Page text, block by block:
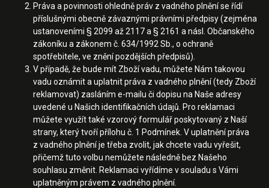
Práva a povinnosti ohledně práv z vadného plnění se řídí
příslušnými obecně závaznými právními předpisy (zejména
ustanoveními § 2099 až 2117 a § 2161 a násl. Občanského
zákoníku a zákonem č. 634/1992 Sb., o ochraně
spotřebitele, ve znění pozdějších předpisů).
V případě, že bude mít Zboží vadu, můžete Nám takovou
vadu oznámit a uplatnit práva z vadného plnění (tedy Zboží
reklamovat) zasláním e-mailu či dopisu na Naše adresy
uvedené u Našich identifikačních údajů. Pro reklamaci
můžete využít také vzorový formulář poskytovaný z Naší
strany, který tvoří přílohu č. 1 Podmínek. V uplatnění práva
z vadného plnění je třeba zvolit, jak chcete vadu vyřešit,
přičemž tuto volbu nemůžete následně bez Našeho
souhlasu změnit. Reklamaci vyřídíme v souladu s Vámi
uplatněným právem z vadného plnění.